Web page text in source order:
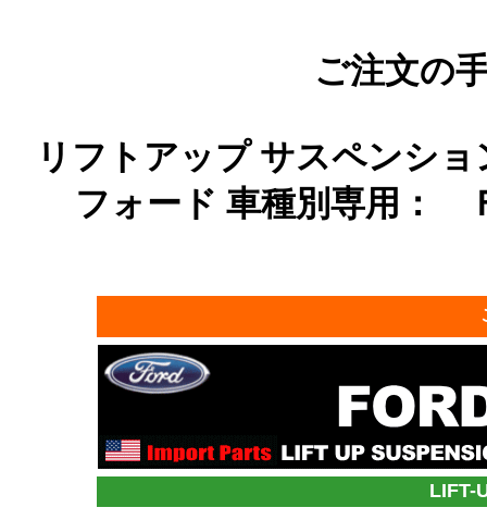
ご注文の
リフトアップ サスペンシ
フォード 車種別専用：
LIFT-